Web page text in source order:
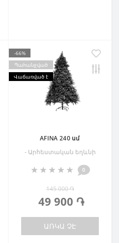
-66%
Պահանջված
Վաճառված է
AFINA 240 սմ
- Արհեստական եղևնի
0
145 000 ֏
49 900 ֏
ԱՌԿԱ ՉԷ